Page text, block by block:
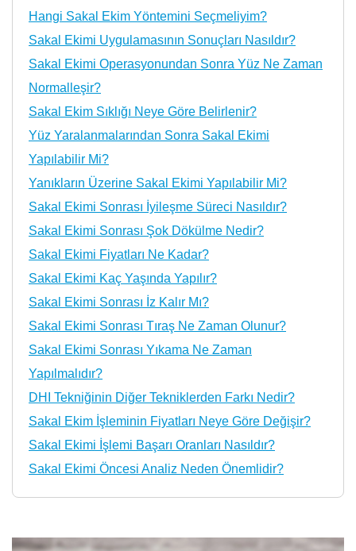
Hangi Sakal Ekim Yöntemini Seçmeliyim?
Sakal Ekimi Uygulamasının Sonuçları Nasıldır?
Sakal Ekimi Operasyonundan Sonra Yüz Ne Zaman
Normalleşir?
Sakal Ekim Sıklığı Neye Göre Belirlenir?
Yüz Yaralanmalarından Sonra Sakal Ekimi
Yapılabilir Mi?
Yanıkların Üzerine Sakal Ekimi Yapılabilir Mi?
Sakal Ekimi Sonrası İyileşme Süreci Nasıldır?
Sakal Ekimi Sonrası Şok Dökülme Nedir?
Sakal Ekimi Fiyatları Ne Kadar?
Sakal Ekimi Kaç Yaşında Yapılır?
Sakal Ekimi Sonrası İz Kalır Mı?
Sakal Ekimi Sonrası Tıraş Ne Zaman Olunur?
Sakal Ekimi Sonrası Yıkama Ne Zaman
Yapılmalıdır?
DHI Tekniğinin Diğer Tekniklerden Farkı Nedir?
Sakal Ekim İşleminin Fiyatları Neye Göre Değişir?
Sakal Ekimi İşlemi Başarı Oranları Nasıldır?
Sakal Ekimi Öncesi Analiz Neden Önemlidir?